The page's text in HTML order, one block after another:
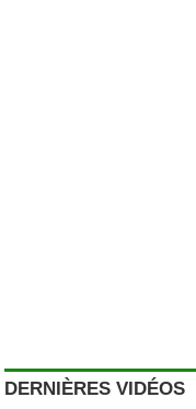
DERNIÈRES VIDÉOS